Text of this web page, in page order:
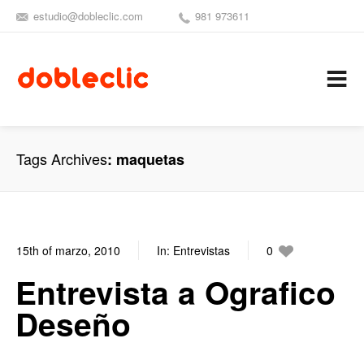
estudio@dobleclic.com 981 973611
Tags Archives maquetas
15th of marzo, 2010 In: Entrevistas
0
Entrevista a Ografico
Deseño